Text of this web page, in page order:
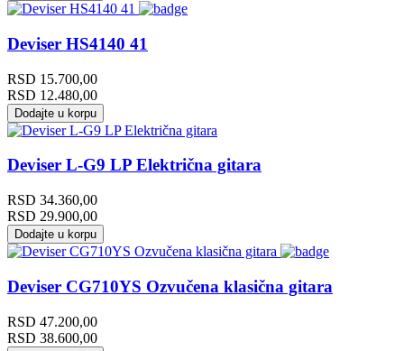
Deviser HS4140 41
RSD 15.700,00
RSD 12.480,00
Dodajte u korpu
Deviser L-G9 LP Električna gitara
RSD 34.360,00
RSD 29.900,00
Dodajte u korpu
Deviser CG710YS Ozvučena klasična gitara
RSD 47.200,00
RSD 38.600,00